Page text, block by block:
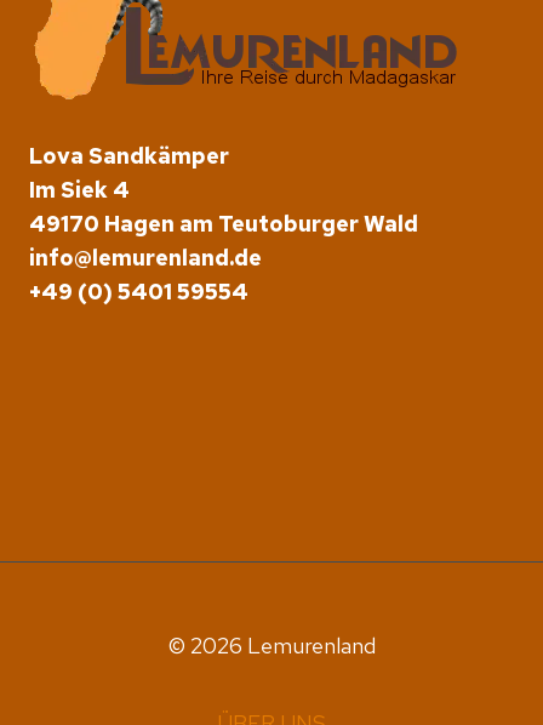
Lova Sandkämper
Im Siek 4
49170 Hagen am Teutoburger Wald
info@lemurenland.de
+49 (0) 5401 59554
© 2026 Lemurenland